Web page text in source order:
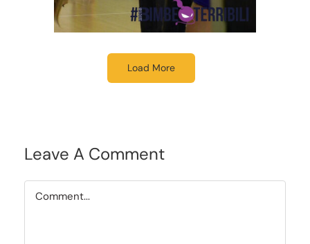
Load More
Leave A Comment
Comment